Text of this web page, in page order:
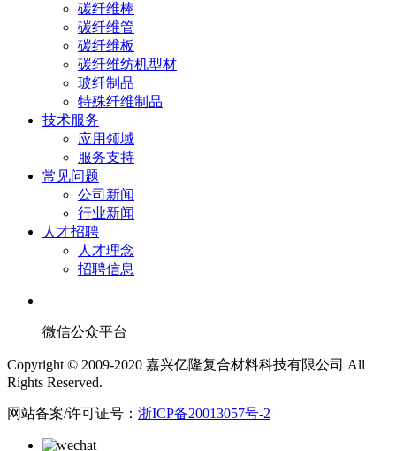
碳纤维棒
碳纤维管
碳纤维板
碳纤维纺机型材
玻纤制品
特殊纤维制品
技术服务
应用领域
服务支持
常见问题
公司新闻
行业新闻
人才招聘
人才理念
招聘信息
微信公众平台
Copyright © 2009-2020 嘉兴亿隆复合材料科技有限公司 All
Rights Reserved.
网站备案/许可证号： 浙ICP备20013057号-2